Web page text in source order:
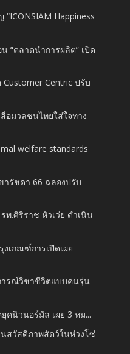
Happiness
“ตลาดนำการผลิต” เปิด
Centric ปรับ
อมวลชนไทยใส่ใจทาง
welfare standards
ารัชดา 66 ฉลองปรับ
พ.ศิริราช หัวเว่ย ดําเนิน
เกณฑ์การเปิดเผย
ารณ์วิชาชีวิตแบบคนรุ่น
คนิวนอร์มัล เผย 3 หม...
สวัสดิภาพสัตว์ในห่วงโซ่